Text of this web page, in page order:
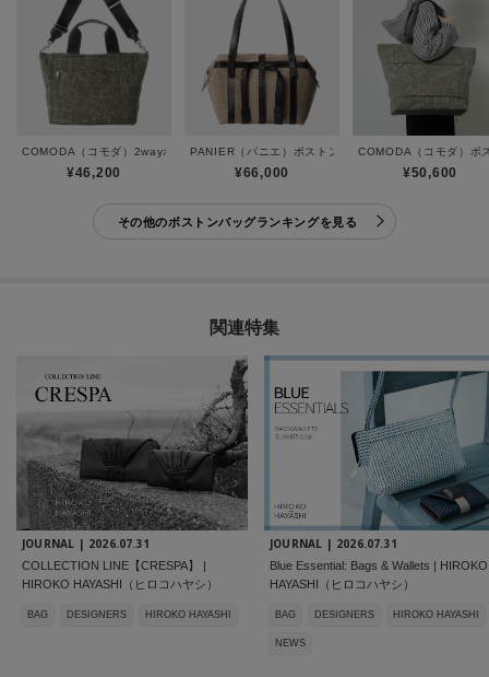
COMODA（コモダ）2wayボストンバッグ
¥46,200
PANIER（パニエ）ボストンバッグ
¥66,000
COMODA（コモダ）ボ
¥50,600
その他のボストンバッグランキングを見る
関連特集
JOURNAL | 2026.07.31
COLLECTION LINE【CRESPA】 |
HIROKO HAYASHI（ヒロコハヤシ）
BAG DESIGNERS HIROKO HAYASHI
JOURNAL | 2026.07.31
Blue Essential: Bags & Wallets | HIROKO
HAYASHI（ヒロコハヤシ）
BAG DESIGNERS HIROKO HAYASHI
NEWS